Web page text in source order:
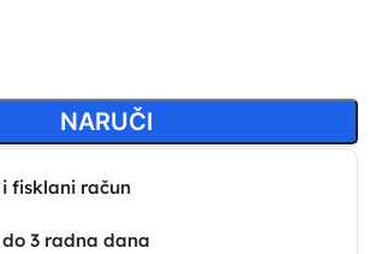
NARUČI
fisklani račun
3 radna dana